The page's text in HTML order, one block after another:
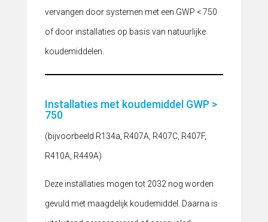
vervangen door systemen met een GWP < 750
of door installaties op basis van natuurlijke
koudemiddelen.
Installaties met koudemiddel GWP >
750
(bijvoorbeeld R134a, R407A, R407C, R407F,
R410A, R449A)
Deze installaties mogen tot 2032 nog worden
gevuld met maagdelijk koudemiddel. Daarna is